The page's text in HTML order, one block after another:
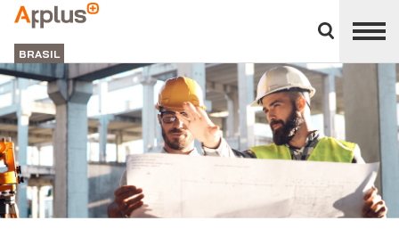
divisions
panel
APPLUS+
BRASIL